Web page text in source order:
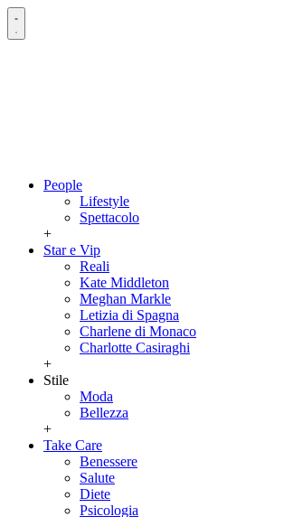
People
Lifestyle
Spettacolo
+
Star e Vip
Reali
Kate Middleton
Meghan Markle
Letizia di Spagna
Charlene di Monaco
Charlotte Casiraghi
+
Stile
Moda
Bellezza
+
Take Care
Benessere
Salute
Diete
Psicologia